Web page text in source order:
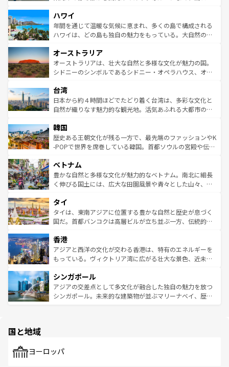
ば市内交通費無料で観光を楽しむこともできる。 なお、新
着のスイス情報はコンテンツ一覧 を参照してほしい。
のような巨大都市は、観光、ショッピング、エンターテイ
ンメントが詰まった刺激的なスポットだ。一方、アメリカ
西部には大自然が広がり、グランドキャニオンやイエロー
部のニューオーリンズでは、音楽と美食が融合した独特の
文化が魅力。旅行者はアメリカの各地域で異なる魅力を楽
しみながら、その多様性と豊かな歴史を感じることができ
ならではの贅沢な旅のスタイルだ。 なお、新着のアメリカ
情報はコンテンツ一覧を参照してほしい。
ハワイ
年間を通じて温暖な気候に恵まれ、多くの島で構成される
ハワイは、どの島も独自の魅力をもっている。大自然の神
ワイ島は見逃せない。また、定番の観光地といえばオアフ
島だが、静かな自然を求めるならマウイ島やカウアイ島が
おすすめ。エメラルドグリーンに輝く海をはじめ、豊かな
れるおもてなしの心で訪れる人々を迎えてくれるハワイの
人々、おいしいローカルフードやハワイアンミュージッ
ク、伝統的なフラダンスなど、すべてがハワイの魅力を彩
ワイを、存分に味わってほしい。 なお、新着のハワイ情報
はコンテンツ一覧を参照してほしい。
オーストラリア
オーストラリアは、壮大な自然と多様な文化が魅力の国。
シドニーのシンボルであるシドニー・オペラハウス、オー
リアリーフや大陸中央部にそびえるウルル（エアーズロッ
ク）、タスマニアの美しい原生林やケアンズの熱帯雨林な
ど、見どころがたくさん。また、カフェやワイン、オージ
いる。アクティビティも充実しており、サーフィンやダイ
ビング、ハイキングなど、アウトドア好きにはたまらな
い。オーストラリアの多彩な魅力を存分に味わいつくそ
参照してほしい。
台湾
日本から約４時間ほどでたどり着く台湾は、多彩な文化と
自然が織りなす魅力的な観光地。活気あふれる大都市の台
ン）、静ひつな山岳地帯である台湾東部など、都市の喧騒
と山間の静けさが共存しており、訪れる人に新しい発見と
驚きをもたらしてくれる。また、奥深い台湾の食文化も魅
容にもいいと評判のスイーツなど、バラエティ豊かな料理
が味わえる。 なお、新着の台湾情報は コンテンツ一覧を参
照してほしい。
韓国
歴史ある王朝文化が残る一方で、最先端のファッションやK
-POPで世界を席巻している韓国。首都ソウルの宮殿や伝統
き、地方に足を延ばせば四季折々の自然美を楽しむことが
できる。そして、キムチや焼肉、絶品のストリートフード
まで、さまざまな韓国料理が待っている。夜には、韓国な
リティに包まれながら、韓国の多彩な魅力を心ゆくまで味
わってみてほしい。 なお、新着の韓国情報はコンテンツ一
覧を参照してほしい。
ベトナム
豊かな自然と多様な文化が魅力的なベトナム。南北に細長
く伸びる国土には、広大な田園風景や青々とした山々、世
急速な発展と共に伝統が息づく。ハノイの古い町並みやホ
ーチミン市のフランス統治時代の建物も、独特の雰囲気を
醸し出している。また、バラエティの豊かさとおいしさで
とつ。フォーやバインミー、ベトナムコーヒーなどは、ぜ
ひ現地で味わいたい。どの地域を訪れてもあたたかい人々
が旅行者を迎えてくれるので、きっと忘れられない旅にな
参照してほしい。
タイ
タイは、東南アジアに位置する豊かな自然と歴史が息づく
国だ。首都バンコクは高層ビルが立ち並ぶ一方、伝統的な
の活気が交差している。北部ではチェンマイなどの山岳地
帯で自然と触れ合い、南部ではプーケットやクラビの美し
いビーチでリゾート気分を楽しむことができる。タイ料理
激する。気候は一年中温暖で、どの季節にも異なる楽しみ
が待っている。親しみやすいタイの人々、仏教を中心とし
た文化、そして多様な観光資源が、訪れる旅人を魅了し続
香港
アジアと西洋の文化が交わる香港は、特有のエネルギーを
もっている。ヴィクトリア湾に広がる壮大な景色、近未来
み、どこを訪れても感動するはず。観光スポットが密集し
ており、効率よく見どころを回れるのも魅力。息をのむよ
うな絶景から文化的な体験まで、香港を存分に楽しみ尽く
シンガポール
アジアの交差点として多文化が融合した独自の魅力を放つ
シンガポール。未来的な建築物が並ぶマリーナベイ、歴史
で、ホーカーズは地元の風情を楽しめる外せないスポット
国と地域
ヨーロッパ